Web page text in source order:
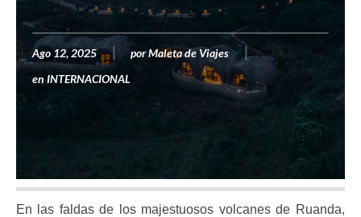
Ago 12, 2025 porMaleta de Viajes
en INTERNACIONAL
En las faldas de los majestuosos volcanes de Ruanda,